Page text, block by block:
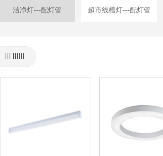
洁净灯---配灯管 超市线槽灯---配灯管